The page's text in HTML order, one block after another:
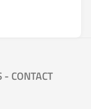
- CONTACT